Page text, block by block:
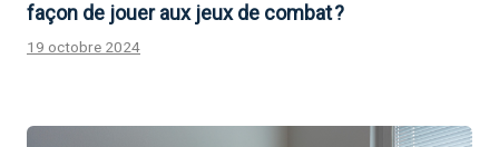
façon de jouer aux jeux de combat ?
19 octobre 2024